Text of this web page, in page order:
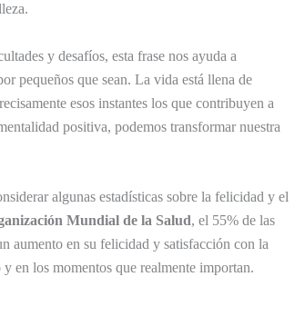
y desafíos, esta frase nos ayuda a
pequeños que sean. La vida está llena de
esos instantes los que contribuyen a
positiva, podemos transformar nuestra
algunas estadísticas sobre la felicidad y el
Mundial de la Salud, el 55% de las
aumento en su felicidad y satisfacción con la
en los momentos que realmente importan.